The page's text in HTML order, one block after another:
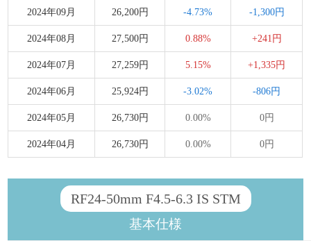
2024年09月 26,200円 -4.73% -1,300円
2024年08月 27,500円 0.88% +241円
2024年07月 27,259円 5.15% +1,335円
2024年06月 25,924円 -3.02% -806円
2024年05月 26,730円 0.00% 0円
2024年04月 26,730円 0.00% 0円
RF24-50mm F4.5-6.3 IS STM
基本仕様